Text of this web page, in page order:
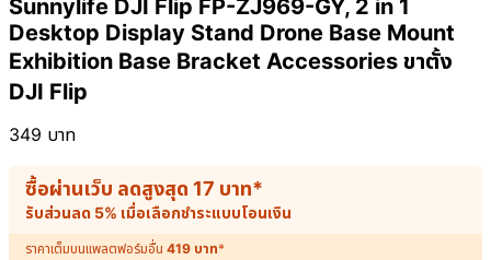
Sunnylife DJI Flip FP-ZJ969-GY, 2 in 1
Desktop Display Stand Drone Base Mount
Exhibition Base Bracket Accessories ขาตั้ง
DJI Flip
349 บาท
ซื้อผ่านเว็บ ลดสูงสุด 17 บาท*
รับส่วนลด 5% เมื่อเลือกชำระแบบโอนเงิน
ราคาเต็มบนแพลตฟอร์มอื่น 419 บาท*